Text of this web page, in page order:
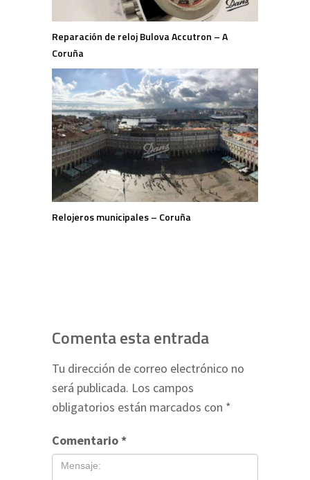
Reparación de reloj Bulova Accutron – A
Coruña
Relojeros municipales – Coruña
Comenta esta entrada
Tu dirección de correo electrónico no
será publicada. Los campos
obligatorios están marcados con *
Comentario*